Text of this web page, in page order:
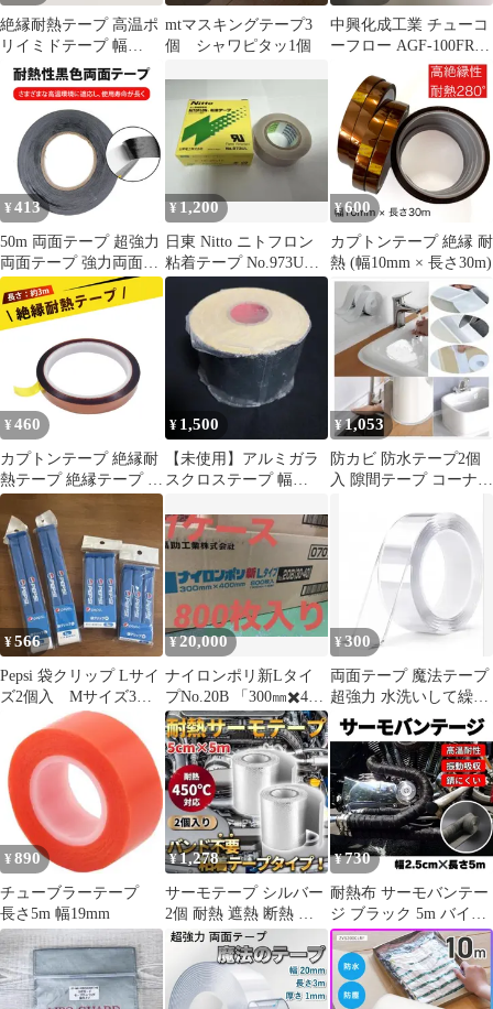
絶縁耐熱テープ 高温ポ
リイミドテープ 幅
20mm 長さ33m 接着剤
テープ
mtマスキングテープ3
個 シャワピタッ1個
中興化成工業 チューコ
ーフロー AGF-100FR ふ
っ素樹脂粘着テープ
¥ 413
50m 両面テープ 超強力
両面テープ 強力両面テ
ープ 極薄両面テープ 両
面テープ 耐高温 携帯電
話 PC タブレット PC
LED LCD パネル補修用
多機能粘着テープ
¥1,200
日東 Nitto ニトフロン
粘着テープ No.973UL
0.18×20×10
¥600
カプトンテープ 絶縁 耐
熱 (幅10mm × 長さ30m)
¥ 460
カプトンテープ 絶縁耐
熱テープ 絶縁テープ 高
温対応 静電気防止 耐熱
300℃ 3m巻き ポリイミ
ド製 強粘着 基板保護
配線固定 ノリ残らない
静電気防止 電子工作
¥ 1,500
【未使用】アルミガラ
スクロステープ 幅
熱用 高品質
¥1,053
防カビ 防水テープ2個
入 隙間テープ コーナー
¥566
Pepsi 袋クリップ Lサイ
ズ2個入 Mサイズ3個
入各2袋セット
¥20,000
ナイロンポリ新Lタイ
プNo.20B 「300㎜✖️400
㎜」
¥300
両面テープ 魔法テープ
超強力 水洗いして繰り
返し使える粘着テープ
¥ 890
チューブラーテープ
長さ5m 幅19mm
¥1,278
サーモテープ シルバー
2個 耐熱 遮熱 断熱 熱
害 アルミ プロテクショ
¥730
耐熱布 サーモバンテー
ジ ブラック 5m バイク
マフラー 自動車 保護
黒 サーモ バンテージ
断熱布 やけど予防 テー
プ バンテージ 断熱布